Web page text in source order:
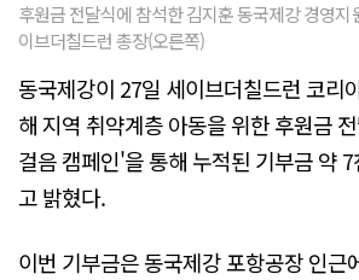
후원금 전달식에 참석한 김지훈 동국제강 경영지
이브더칠드런 총장(오른쪽)
동국제강이 27일 세이브더칠드런 코리
해 지역 취약계층 아동을 위한 후원금
걸음 캠페인'을 통해 누적된 기부금 약
고 밝혔다.
이번 기부금은 동국제강 포항공장 인근